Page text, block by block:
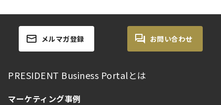
メルマガ登録 お問い合わせ
PRESIDENT Business Portalとは
マーケティング事例